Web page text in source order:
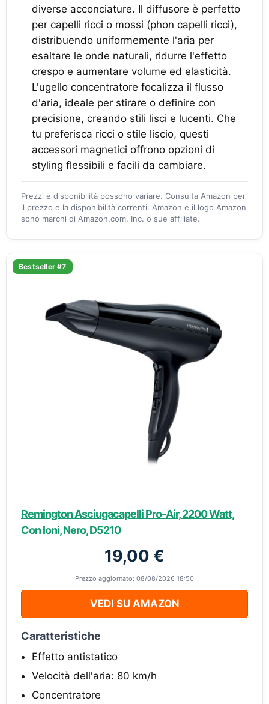
diverse acconciature. Il diffusore è perfetto
per capelli ricci o mossi (phon capelli ricci),
distribuendo uniformemente l'aria per
esaltare le onde naturali, ridurre l'effetto
crespo e aumentare volume ed elasticità.
L'ugello concentratore focalizza il flusso
d'aria, ideale per stirare o definire con
precisione, creando stili lisci e lucenti. Che
tu preferisca ricci o stile liscio, questi
accessori magnetici offrono opzioni di
styling flessibili e facili da cambiare.
Prezzi e disponibilità possono variare. Consulta Amazon per
il prezzo e la disponibilità correnti. Amazon e il logo Amazon
sono marchi di Amazon.com, Inc. o sue affiliate.
Bestseller #7
Remington Asciugacapelli Pro-Air, 2200 Watt,
Con Ioni, Nero, D5210
19,00 €
Prezzo aggiornato: 08/08/2026 18:50
VEDI SU AMAZON
Caratteristiche
Effetto antistatico
Velocità dell'aria: 80 km/h
Concentratore